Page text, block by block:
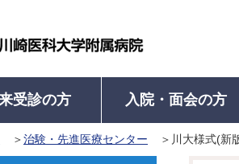
受診の方
診療科を探す
外来受診について
入院・面会の方
いて
診療科を探す
医療関係者の方
治験・先進医療センター 川大様式(新